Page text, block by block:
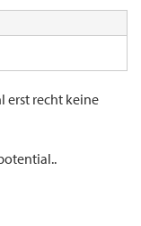
erst recht keine